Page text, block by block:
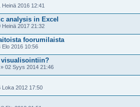
Heinä 2016 12:41
analysis in Excel
Heinä 2017 21:32
foorumilaista
Elo 2016 10:56
visualisointiin?
» 02 Syys 2014 21:46
Loka 2012 17:50